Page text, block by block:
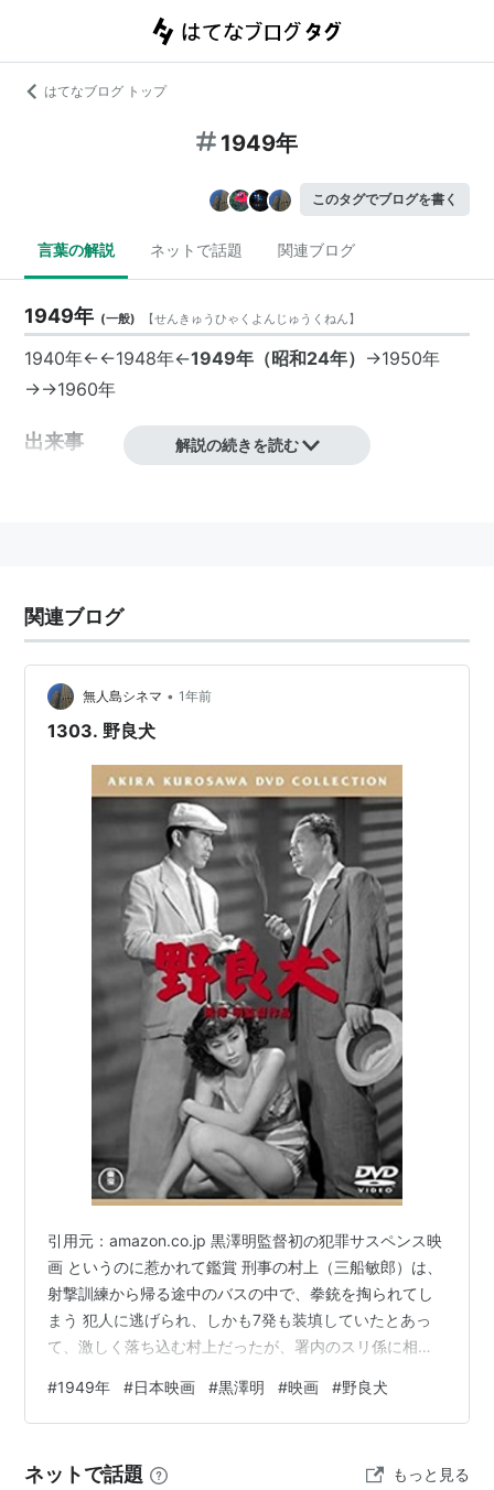
はてなブログ トップ
1949年
このタグでブログを書く
言葉の解説 ネットで話題 関連ブログ
1949年 (一般) 【せんきゅうひゃくよんじゅうくねん】
1940年←←1948年←1949年（昭和24年） →1950年
→→1960年
出来事
三鷹電車区で電車が暴走、通行人が死傷＝三鷹事件
（7月15日）
17日）
ソ連が初の原爆実験（8月29日）
相沢忠洋氏が発見した岩宿遺跡の発掘調査開始(9月11
中華人民共和国建国（10月1日）
湯川秀樹氏にノーベル物理学賞（11月3日）
5月12日 萩尾望都
メリル・ストリープ：女優
シガニー・ウィーバー：女優
間寛平
8月16日:マーガレット・ミッチェル:作家
年号
1940年代
40年代
解説の続きを読む
関連ブログ
無人島シネマ • 1年前
1303. 野良犬
引用元：amazon.co.jp 黒澤明監督初の犯罪サスペンス映
画 というのに惹かれて鑑賞 刑事の村上（三船敏郎）は、
射撃訓練から帰る途中のバスの中で、拳銃を掏られてし
まう 犯人に逃げられ、しかも7発も装填していたとあっ
て、激しく落ち込む村上だったが、署内のスリ係に相談
問い詰める お銀はシラを切るも、最後には「闇市でピス
トル屋は袖を引いている」というヒントを与える 早速、
たが、ここでもまた売人の男に辿り着く前にその女を捕
#1949年 #日本映画 #黒澤明 #映画 #野良犬
ネットで話題 もっと見る